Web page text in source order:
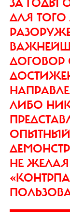
ЗА ГОДЫ
ДЛЯ ТОГО
ДОГОВОР
ЛИБО
НЕ